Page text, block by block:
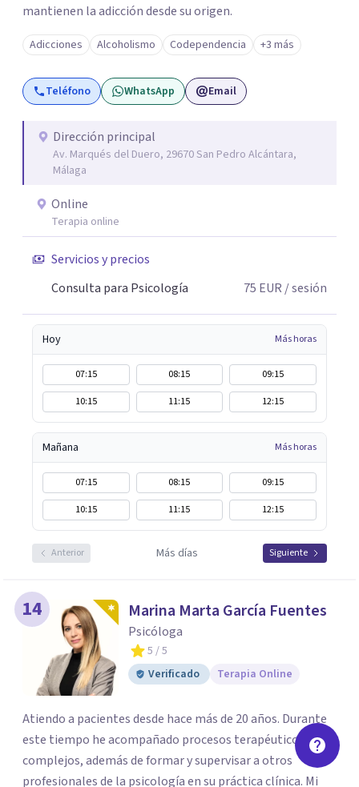
mantienen la adicción desde su origen.
Adicciones Alcoholismo Codependencia +3 más
Teléfono WhatsApp Email
Dirección principal
Av. Marqués del Duero, 29670 San Pedro Alcántara,
Málaga
Online
Terapia online
Servicios y precios
Consulta para Psicología
75 EUR / sesión
Hoy Más horas
07:15 08:15
09:15
10:15
11:15 12:15
Mañana Más horas
07:15 08:15
09:15
10:15
11:15 12:15
Anterior Más días Siguiente
14 Marina Marta García Fuentes
Psicóloga
5 / 5
Verificado
Terapia Online
Atiendo a pacientes desde hace más de 20 años. Durante
este tiempo he acompañado procesos terapéuticos
complejos, además de formar y supervisar a otros
profesionales de la psicología en su práctica clínica. Mi